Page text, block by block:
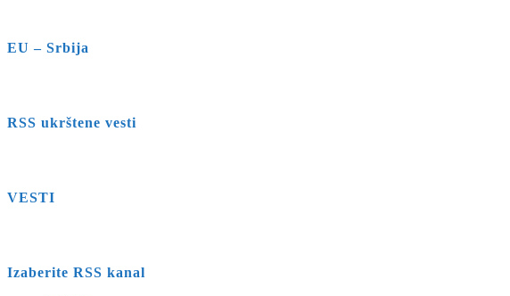
EU – Srbija
RSS ukrštene vesti
VESTI
Izaberite RSS kanal